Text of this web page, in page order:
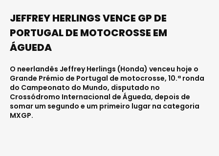
JEFFREY HERLINGS VENCE GP DE
PORTUGAL DE MOTOCROSSE EM
ÁGUEDA
O neerlandês Jeffrey Herlings (Honda) venceu hoje o
Grande Prémio de Portugal de motocrosse, 10.ª ronda
do Campeonato do Mundo, disputado no
Crossódromo Internacional de Águeda, depois de
somar um segundo e um primeiro lugar na categoria
MXGP.